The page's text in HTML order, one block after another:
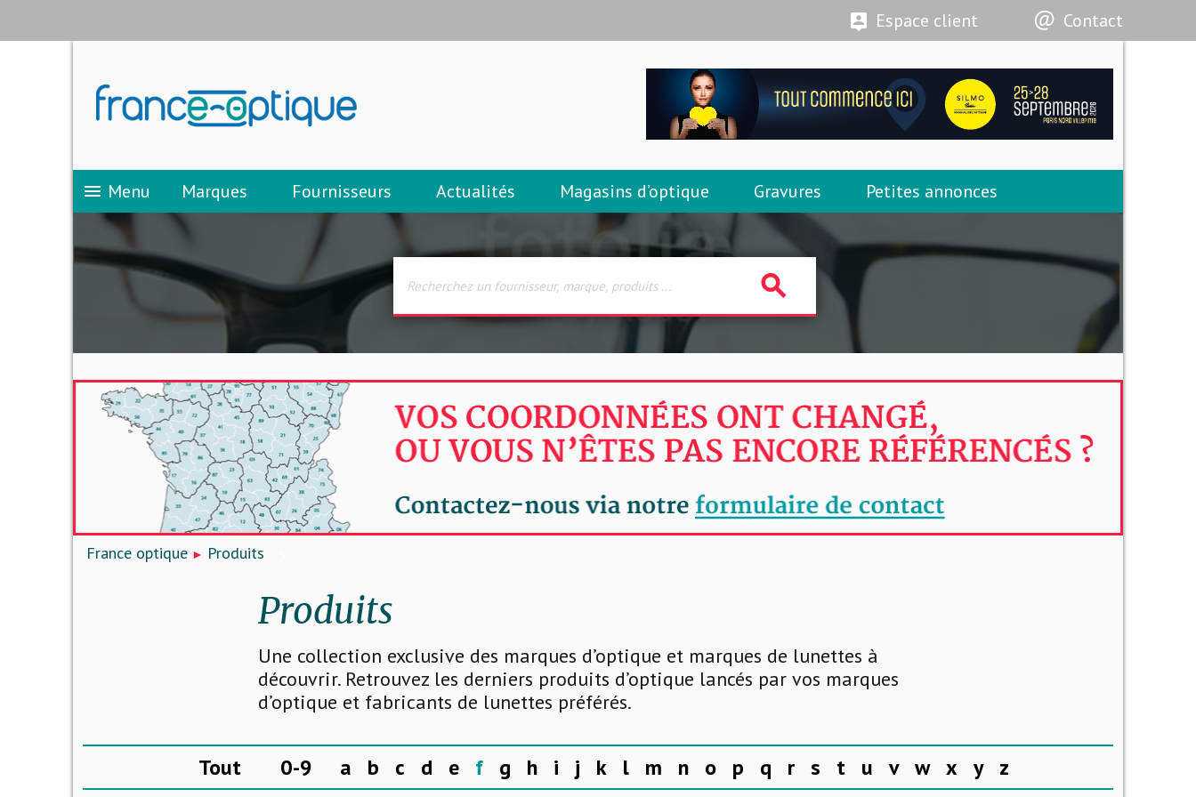
Espace client Contact
menu Menu Marques Fournisseurs Actualités Magasins d’optique Gravures Petites annonces
search
France optique Produits
Produits
Une collection exclusive des marques d’optique et marques de lunettes à
découvrir. Retrouvez les derniers produits d’optique lancés par vos marques
d’optique et fabricants de lunettes préférés.
Tout 0-9 a b c d e f g h i j k l m n o p q r s t u v w x y z